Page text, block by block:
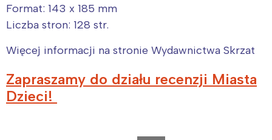
Format: 143 x 185 mm
Liczba stron: 128 str.
Więcej informacji na stronie Wydawnictwa Skrzat
Zapraszamy do działu recenzji Miasta
Dzieci!